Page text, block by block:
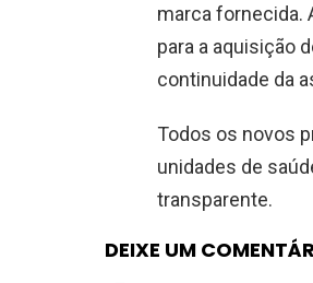
marca fornecida.
para a aquisição
continuidade da
Todos os novos
unidades de
transparente.
DEIXE UM